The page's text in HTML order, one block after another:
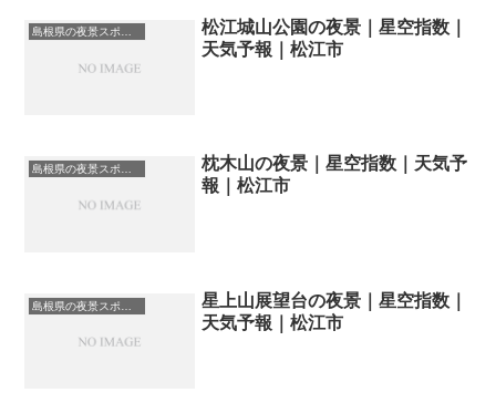
松江城山公園の夜景｜星空指数｜
天気予報｜松江市
枕木山の夜景｜星空指数｜天気予
報｜松江市
星上山展望台の夜景｜星空指数｜
天気予報｜松江市